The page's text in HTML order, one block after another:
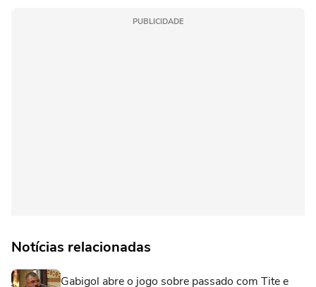
PUBLICIDADE
Notícias relacionadas
Gabigol abre o jogo sobre passado com Tite e